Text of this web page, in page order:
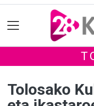
Tolosako